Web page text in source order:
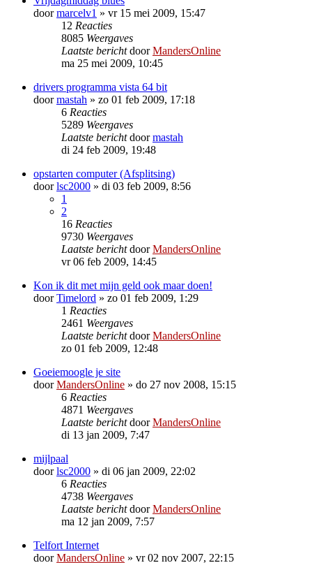
doormarcelv1 » vr 15 mei 2009, 15:47
12 Reacties
8085 Weergaves
Laatste berichtdoorMandersOnline
ma 25 mei 2009, 10:45
drivers programma vista 64 bit
doormastah » zo 01 feb 2009, 17:18
6 Reacties
5289 Weergaves
Laatste berichtdoormastah
di 24 feb 2009, 19:48
opstarten computer (Afsplitsing)
doorlsc2000 » di 03 feb 2009, 8:56
1
2
16 Reacties
9730 Weergaves
Laatste berichtdoorMandersOnline
vr 06 feb 2009, 14:45
Kon ik dit met mijn geld ook maar doen!
doorTimelord » zo 01 feb 2009, 1:29
1 Reacties
2461 Weergaves
Laatste berichtdoorMandersOnline
zo 01 feb 2009, 12:48
Goeiemoogle je site
doorMandersOnline » do 27 nov 2008, 15:15
6 Reacties
4871 Weergaves
Laatste berichtdoorMandersOnline
di 13 jan 2009, 7:47
mijlpaal
doorlsc2000 » di 06 jan 2009, 22:02
6 Reacties
4738 Weergaves
Laatste berichtdoorMandersOnline
ma 12 jan 2009, 7:57
Telfort Internet
doorMandersOnline » vr 02 nov 2007, 22:15